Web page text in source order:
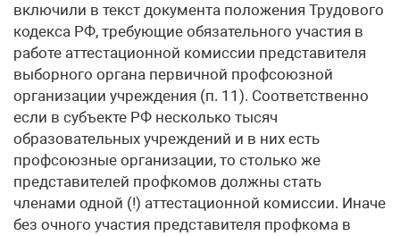
включили в текст документа положения Трудового
кодекса РФ, требующие обязательного участия в
работе аттестационной комиссии представителя
выборного органа первичной профсоюзной
организации учреждения (п. 11). Соответственно
если в субъекте РФ несколько тысяч
образовательных учреждений и в них есть
профсоюзные организации, то столько же
представителей профкомов должны стать
членами одной (!) аттестационной комиссии. Иначе
без очного участия представителя профкома в